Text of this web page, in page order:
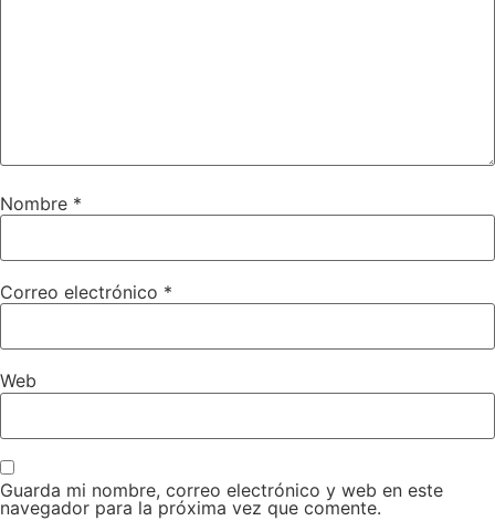
Nombre *
Correo electrónico *
Web
Guarda mi nombre, correo electrónico y web en este
navegador para la próxima vez que comente.